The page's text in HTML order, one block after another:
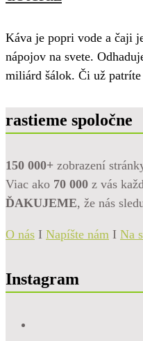
Káva je popri vode a čaji
nápojov na svete.
miliárd šálok. Či už
rastieme spoločne
150 000+ zobrazení
Viac ako 70 000 z vás
ĎAKUJEME, že nás
O nás I Napíšte nám I Na
Instagram